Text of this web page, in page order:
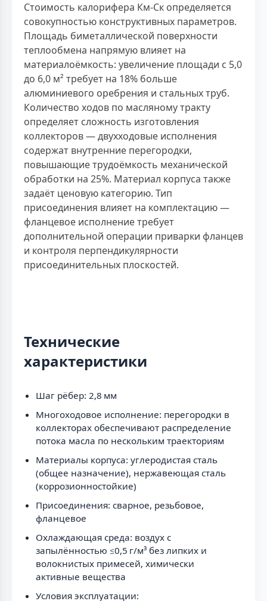
Стоимость калорифера Км-Ск определяется
совокупностью конструктивных параметров.
Площадь биметаллической поверхности
теплообмена напрямую влияет на
материалоёмкость: увеличение площади с 5,0
до 6,0 м² требует на 18% больше
алюминиевого оребрения и стальных труб.
Количество ходов по масляному тракту
определяет сложность изготовления
коллекторов — двухходовые исполнения
содержат внутренние перегородки,
повышающие трудоёмкость механической
обработки на 25%. Материал корпуса также
задаёт ценовую категорию. Тип
присоединения влияет на комплектацию —
фланцевое исполнение требует
дополнительной операции приварки фланцев
и контроля перпендикулярности
присоединительных плоскостей.
Технические
характеристики
Шаг рёбер: 2,8 мм
Многоходовое исполнение: перегородки в
коллекторах обеспечивают распределение
потока масла по нескольким траекториям
Материалы корпуса: углеродистая сталь
(общее назначение), нержавеющая сталь
(коррозионностойкие)
Присоединения: сварное, резьбовое,
фланцевое
Охлаждающая среда: воздух с
запылённостью ≤0,5 г/м³ без липких и
волокнистых примесей, химически
активные вещества
Условия эксплуатации: